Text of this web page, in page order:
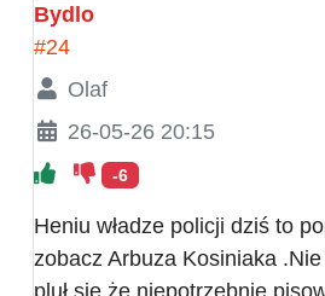
Bydlo
#24
Olaf
26-05-26 20:15
-6
Heniu władze policji dziś to
zobacz Arbuza Kosiniaka
pluł się że niepotrzebnie